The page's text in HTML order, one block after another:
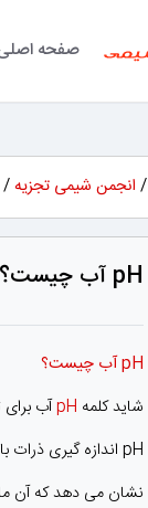
صفحه
/ انجمن شیمی تجزیه/ pH آب چیست؟
pH آب چیست؟
pH آب چیست؟
شاید کلمه pHآب برای
pH اندازه گیری ذرات باردار الکتریکی در یک ماده است.
نشان می دهد که آن